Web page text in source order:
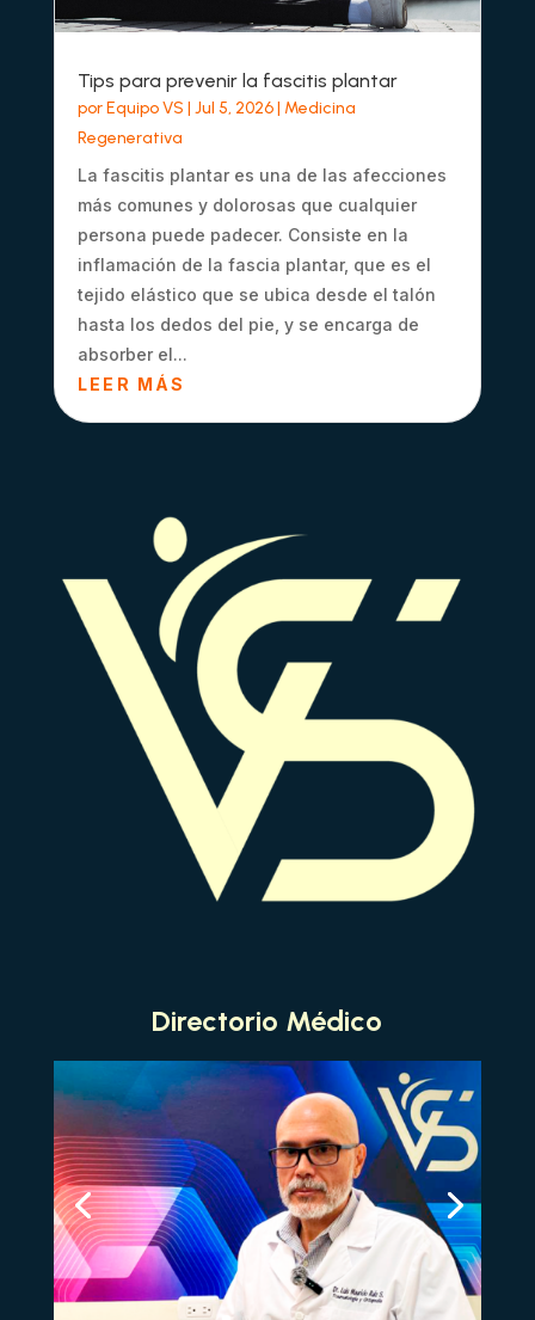
Tips para prevenir la fascitis plantar
porEquipo VS | Jul 5, 2026| Medicina
Regenerativa
La fascitis plantar es una de las afecciones
más comunes y dolorosas que cualquier
persona puede padecer. Consiste en la
inflamación de la fascia plantar, que es el
tejido elástico que se ubica desde el talón
hasta los dedos del pie, y se encarga de
absorber el...
LEER MÁS
Directorio Médico